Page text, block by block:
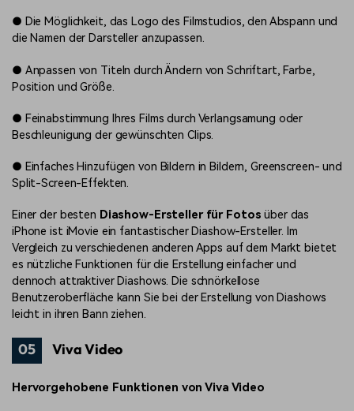
● Die Möglichkeit, das Logo des Filmstudios, den Abspann und
die Namen der Darsteller anzupassen.
● Anpassen von Titeln durch Ändern von Schriftart, Farbe,
Position und Größe.
● Feinabstimmung Ihres Films durch Verlangsamung oder
Beschleunigung der gewünschten Clips.
● Einfaches Hinzufügen von Bildern in Bildern, Greenscreen- und
Split-Screen-Effekten.
Einer der besten Diashow-Ersteller für Fotos über das
iPhone ist iMovie ein fantastischer Diashow-Ersteller. Im
Vergleich zu verschiedenen anderen Apps auf dem Markt bietet
es nützliche Funktionen für die Erstellung einfacher und
dennoch attraktiver Diashows. Die schnörkellose
Benutzeroberfläche kann Sie bei der Erstellung von Diashows
leicht in ihren Bann ziehen.
05 Viva Video
Hervorgehobene Funktionen von Viva Video